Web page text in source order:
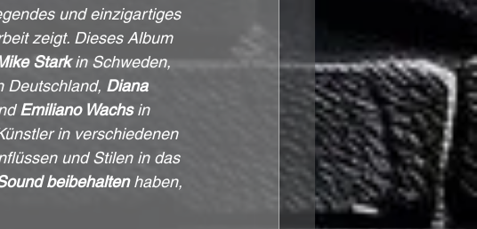
und einzigartiges
zeigt. Dieses Album
Stark in Schweden,
Deutschland, Diana
Emiliano Wachs in
in verschiedenen
und Stilen in das
beibehalten haben,